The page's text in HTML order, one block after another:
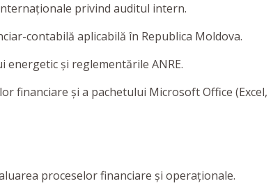
privind auditul intern.
contabilă aplicabilă în Republica Moldova.
energetic și reglementările ANRE.
financiare și a pachetului Microsoft Office (Excel,
proceselor financiare și operaționale.